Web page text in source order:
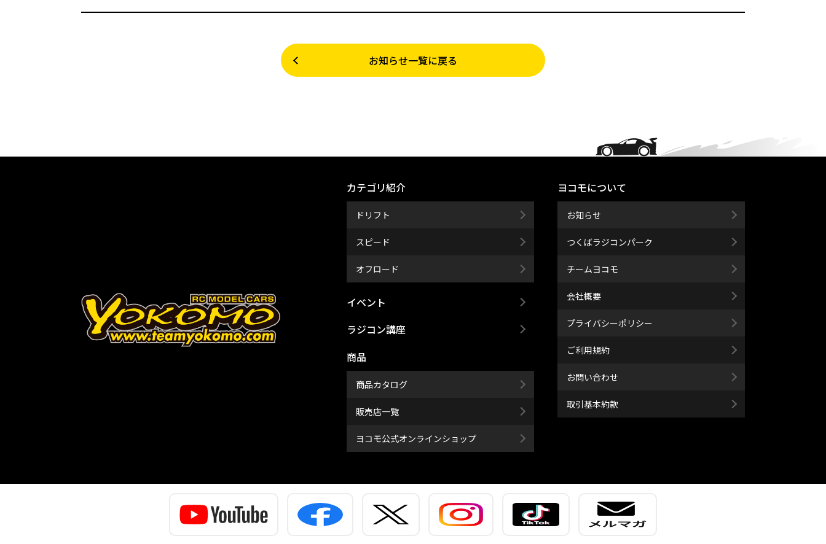
お知らせ一覧に戻る
カテゴリ紹介
ドリフト
スピード
オフロード
イベント
ラジコン講座
商品
商品カタログ
販売店一覧
ヨコモ公式オンラインショップ
ヨコモについて
お知らせ
つくばラジコンパーク
チームヨコモ
会社概要
プライバシーポリシー
ご利用規約
お問い合わせ
取引基本約款